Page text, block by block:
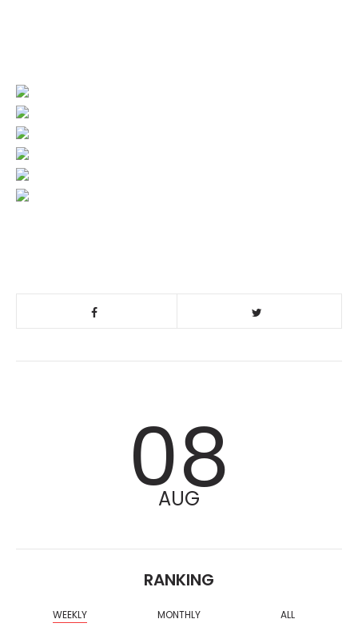
08
AUG
RANKING
WEEKLY MONTHLY ALL